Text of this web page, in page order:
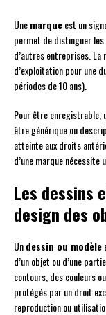
Unemarqueest un
permet de distinguer les
d’autres entreprises.
d’exploitation pour une
périodes de 10 ans).
Pour être enregistrable,
être générique ou
atteinte aux droits
d’une marque nécessite
Les dessins
design des
Undessin ou modèle
d’un objet ou d’une
contours, des couleurs
protégés par un droit
reproduction ou